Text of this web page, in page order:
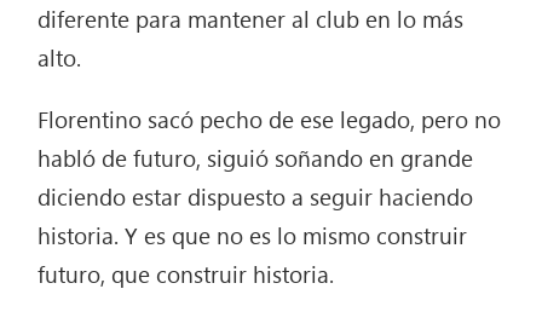
diferente para mantener al club en lo más
alto.
Florentino sacó pecho de ese legado, pero no
habló de futuro, siguió soñando en grande
diciendo estar dispuesto a seguir haciendo
historia. Y es que no es lo mismo construir
futuro, que construir historia.